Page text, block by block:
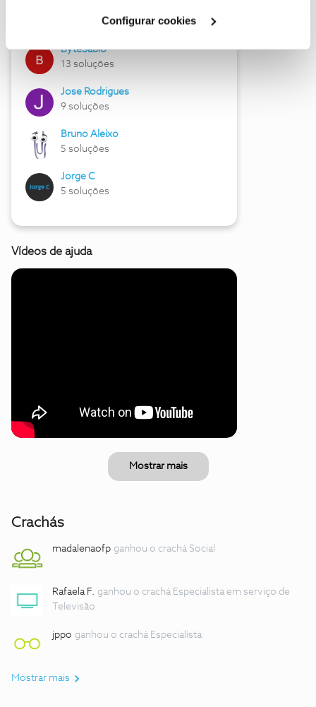
Configurar cookies
17 soluções
ByteSábio
13 soluções
Jose Rodrigues
9 soluções
Bruno Aleixo
5 soluções
Jorge C
5 soluções
Vídeos de ajuda
Mostrar mais
Crachás
madalenaofp ganhou o crachá Social
Rafaela F. ganhou o crachá Especialista em serviço de
Televisão
jppo ganhou o crachá Especialista
Mostrar mais